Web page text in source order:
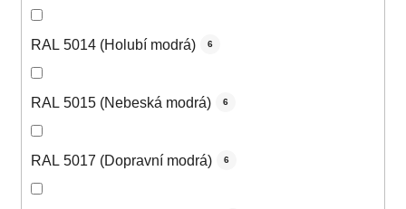
RAL 5014 (Holubí modrá) 6
RAL 5015 (Nebeská modrá) 6
RAL 5017 (Dopravní modrá) 6